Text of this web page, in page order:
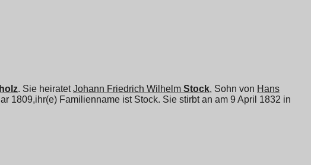
. Sie heiratetJohann Friedrich Wilhelm Stock, Sohn von Hans
1809,ihr(e) Familienname ist Stock. Sie stirbt an am 9 April 1832 in